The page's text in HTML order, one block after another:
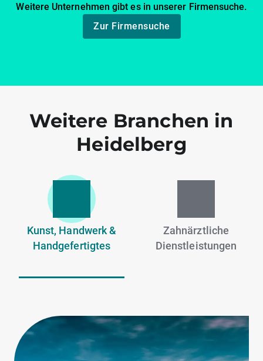
Weitere Unternehmen gibt es in unserer Firmensuche.
Zur Firmensuche
Weitere Branchen in
Heidelberg
Kunst, Handwerk &
Handgefertigtes
Zahnärztliche
Dienstleistungen